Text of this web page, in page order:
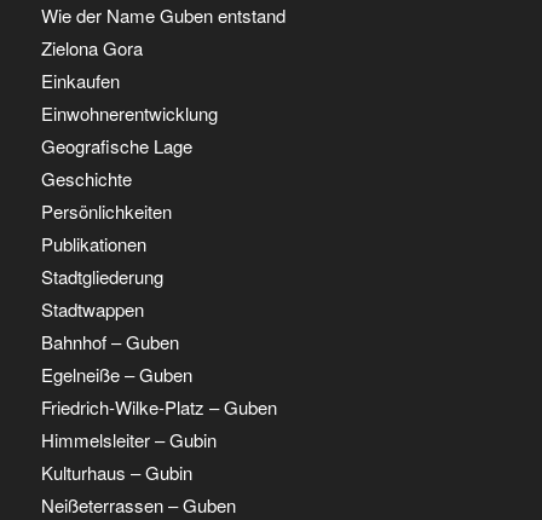
Wie der Name Guben entstand
Zielona Gora
Einkaufen
Einwohnerentwicklung
Geografische Lage
Geschichte
Persönlichkeiten
Publikationen
Stadtgliederung
Stadtwappen
Bahnhof – Guben
Egelneiße – Guben
Friedrich-Wilke-Platz – Guben
Himmelsleiter – Gubin
Kulturhaus – Gubin
Neißeterrassen – Guben